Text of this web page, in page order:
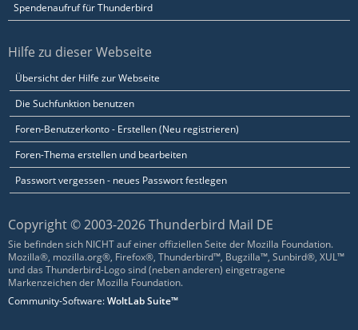
Spendenaufruf für Thunderbird
Hilfe zu dieser Webseite
Übersicht der Hilfe zur Webseite
Die Suchfunktion benutzen
Foren-Benutzerkonto - Erstellen (Neu registrieren)
Foren-Thema erstellen und bearbeiten
Passwort vergessen - neues Passwort festlegen
Copyright © 2003-2026 Thunderbird Mail DE
Sie befinden sich NICHT auf einer offiziellen Seite der Mozilla Foundation.
Mozilla®, mozilla.org®, Firefox®, Thunderbird™, Bugzilla™, Sunbird®, XUL™
und das Thunderbird-Logo sind (neben anderen) eingetragene
Markenzeichen der Mozilla Foundation.
Community-Software:WoltLab Suite™